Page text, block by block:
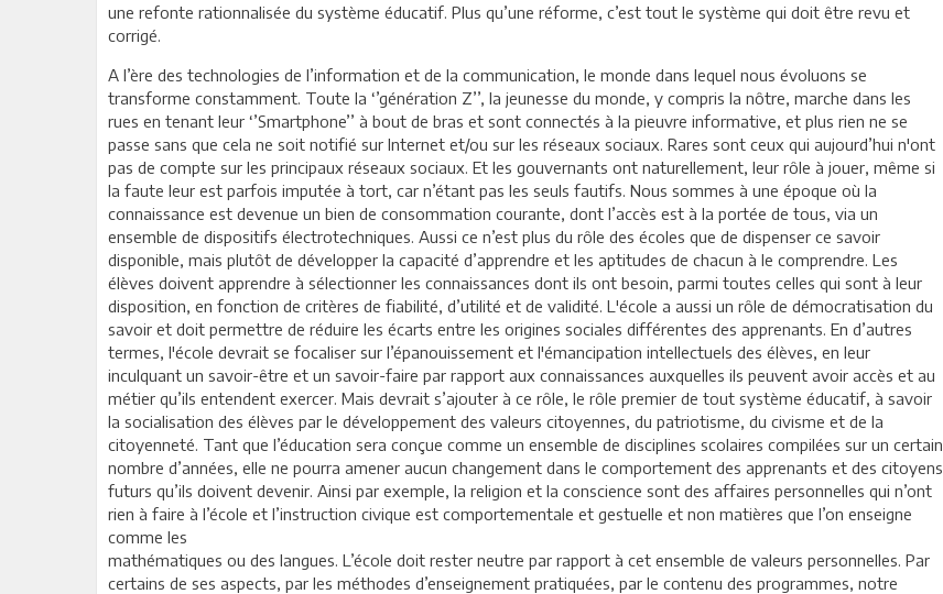
une refonte rationnalisée du système éducatif. Plus qu’une réforme, c’est tout le système qui doit être revu et
corrigé.
A l’ère des technologies de l’information et de la communication, le monde dans lequel nous évoluons se
transforme constamment. Toute la ‘’génération Z’’, la jeunesse du monde, y compris la nôtre, marche dans les
rues en tenant leur ‘’Smartphone’’ à bout de bras et sont connectés à la pieuvre informative, et plus rien ne se
passe sans que cela ne soit notifié sur Internet et/ou sur les réseaux sociaux. Rares sont ceux qui aujourd’hui n'ont
pas de compte sur les principaux réseaux sociaux. Et les gouvernants ont naturellement, leur rôle à jouer, même si
la faute leur est parfois imputée à tort, car n’étant pas les seuls fautifs. Nous sommes à une époque où la
connaissance est devenue un bien de consommation courante, dont l’accès est à la portée de tous, via un
ensemble de dispositifs électrotechniques. Aussi ce n’est plus du rôle des écoles que de dispenser ce savoir
disponible, mais plutôt de développer la capacité d’apprendre et les aptitudes de chacun à le comprendre. Les
élèves doivent apprendre à sélectionner les connaissances dont ils ont besoin, parmi toutes celles qui sont à leur
disposition, en fonction de critères de fiabilité, d’utilité et de validité. L'école a aussi un rôle de démocratisation du
savoir et doit permettre de réduire les écarts entre les origines sociales différentes des apprenants. En d’autres
termes, l'école devrait se focaliser sur l’épanouissement et l'émancipation intellectuels des élèves, en leur
inculquant un savoir-être et un savoir-faire par rapport aux connaissances auxquelles ils peuvent avoir accès et au
métier qu’ils entendent exercer. Mais devrait s’ajouter à ce rôle, le rôle premier de tout système éducatif, à savoir
la socialisation des élèves par le développement des valeurs citoyennes, du patriotisme, du civisme et de la
citoyenneté. Tant que l’éducation sera conçue comme un ensemble de disciplines scolaires compilées sur un certain
nombre d’années, elle ne pourra amener aucun changement dans le comportement des apprenants et des citoyens
futurs qu’ils doivent devenir. Ainsi par exemple, la religion et la conscience sont des affaires personnelles qui n’ont
rien à faire à l’école et l’instruction civique est comportementale et gestuelle et non matières que l’on enseigne
comme les
mathématiques ou des langues. L’école doit rester neutre par rapport à cet ensemble de valeurs personnelles. Par
certains de ses aspects, par les méthodes d’enseignement pratiquées, par le contenu des programmes, notre